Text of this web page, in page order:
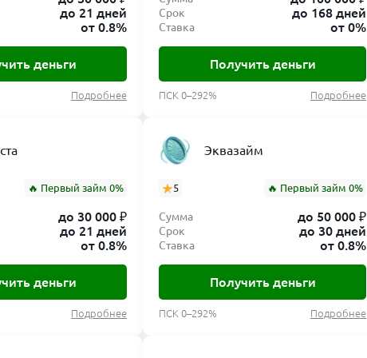
до 21 дней
от 0.8%
деньги
Подробнее
Срок до 168 дней
Ставка от 0%
Получить деньги
ПСК 0–292% Подробнее
🔥 Первый займ 0%
до 30 000 ₽
до 21 дней
от 0.8%
деньги
Подробнее
Эквазайм
5 🔥 Первый займ 0%
Сумма до 50 000 ₽
Срок до 30 дней
Ставка от 0.8%
Получить деньги
ПСК 0–292% Подробнее